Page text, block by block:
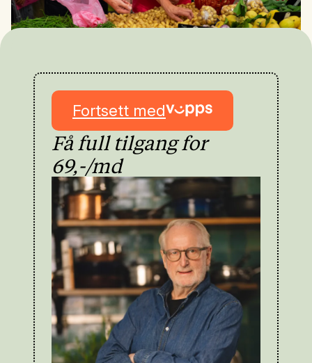
Fortsett med
Få full tilgang for
69,-/md